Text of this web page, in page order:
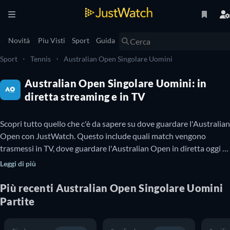
Novità Piu Visti Sport Guida
Sport Tennis Australian Open Singolare Uomini
Australian Open Singolare Uomini: in
diretta streaming e in TV
Scopri tutto quello che c'è da sapere su dove guardare l'Australian
Open con JustWatch. Questo include quali match vengono
trasmessi in TV, dove guardare l'Australian Open in diretta oggi e i
dettagli sui match in programma. Ti diciamo anche se ci sono
gratis.
Leggi di più
Più recenti Australian Open Singolare Uomini
Partite